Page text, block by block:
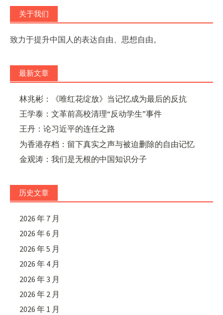
关于我们
致力于提升中国人的表达自由、思想自由。
最新文章
林兆彬：《唯红花绽放》当记忆成为最后的反抗
王学泰：文革前高校清理“反动学生”事件
王丹：论习近平的连任之路
为香港存档：留下真实之声与被迫删除的自由记忆
金观涛：我们是无根的中国知识分子
历史文章
2026 年 7 月
2026 年 6 月
2026 年 5 月
2026 年 4 月
2026 年 3 月
2026 年 2 月
2026 年 1 月